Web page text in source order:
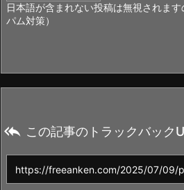
日本語が含まれない投稿は無視されま
パム対策）
 この記事のトラックバック